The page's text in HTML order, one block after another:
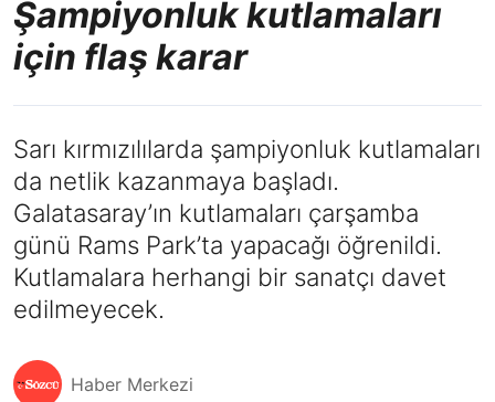
Şampiyonluk kutlamaları
için flaş karar
Sarı kırmızılılarda şampiyonluk kutlamaları
da netlik kazanmaya başladı.
Galatasaray’ın kutlamaları çarşamba
günü Rams Park’ta yapacağı öğrenildi.
Kutlamalara herhangi bir sanatçı davet
edilmeyecek.
Haber Merkezi